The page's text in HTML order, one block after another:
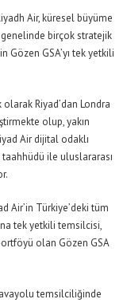
Air, küresel büyüme
birçok stratejik
Gözen GSA’yı tek yetkili
Riyad’dan Londra
olup, yakın
Air dijital odaklı
ile uluslararası
Air’in Türkiye’deki tüm
tek yetkili temsilcisi,
olan Gözen GSA
temsilciliğinde